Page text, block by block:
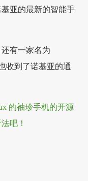
亚的最新的智能手
有一家名为
收到了诺基亚的通
的袖珍手机的开源
吧！